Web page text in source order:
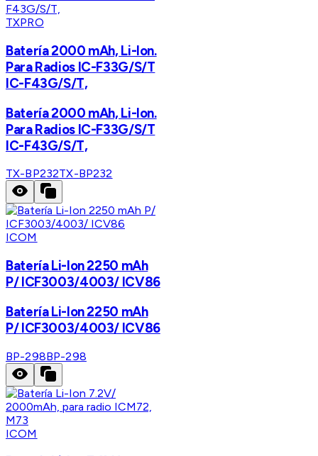
TXPRO
Batería 2000 mAh, Li-Ion.
Para Radios IC-F33G/S/T
IC-F43G/S/T,
Batería 2000 mAh, Li-Ion.
Para Radios IC-F33G/S/T
IC-F43G/S/T,
TX-BP232TX-BP232
ICOM
Batería Li-Ion 2250 mAh
P/ ICF3003/4003/ ICV86
Batería Li-Ion 2250 mAh
P/ ICF3003/4003/ ICV86
BP-298BP-298
ICOM